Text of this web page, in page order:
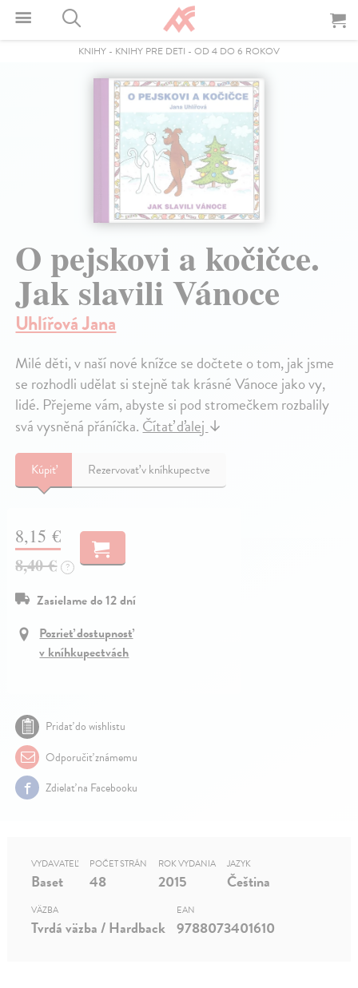
KNIHY - KNIHY PRE DETI - OD 4 DO 6 ROKOV
O pejskovi a kočičce.
Jak slavili Vánoce
Uhlířová Jana
Milé děti, v naší nové knížce se dočtete o tom, jak jsme
se rozhodli udělat si stejně tak krásné Vánoce jako vy,
lidé. Přejeme vám, abyste si pod stromečkem rozbalily
svá vysněná přáníčka.Čítať ďalej↓
Kúpiť Rezervovať v kníhkupectve
8,15 €
8,40 €
?
Zasielame do 12 dní
Pozrieť dostupnosť
v kníhkupectvách
Pridať do wishlistu
Odporučiť známemu
Zdielať na Facebooku
VYDAVATEĽ
Baset
POČET STRÁN
48
ROK VYDANIA
2015
JAZYK
Čeština
VÄZBA
Tvrdá väzba / Hardback
EAN
9788073401610